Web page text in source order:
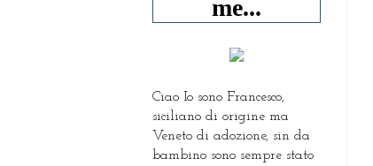
me...
Ciao Io sono Francesco,
siciliano di origine ma
Veneto di adozione, sin da
bambino sono sempre stato